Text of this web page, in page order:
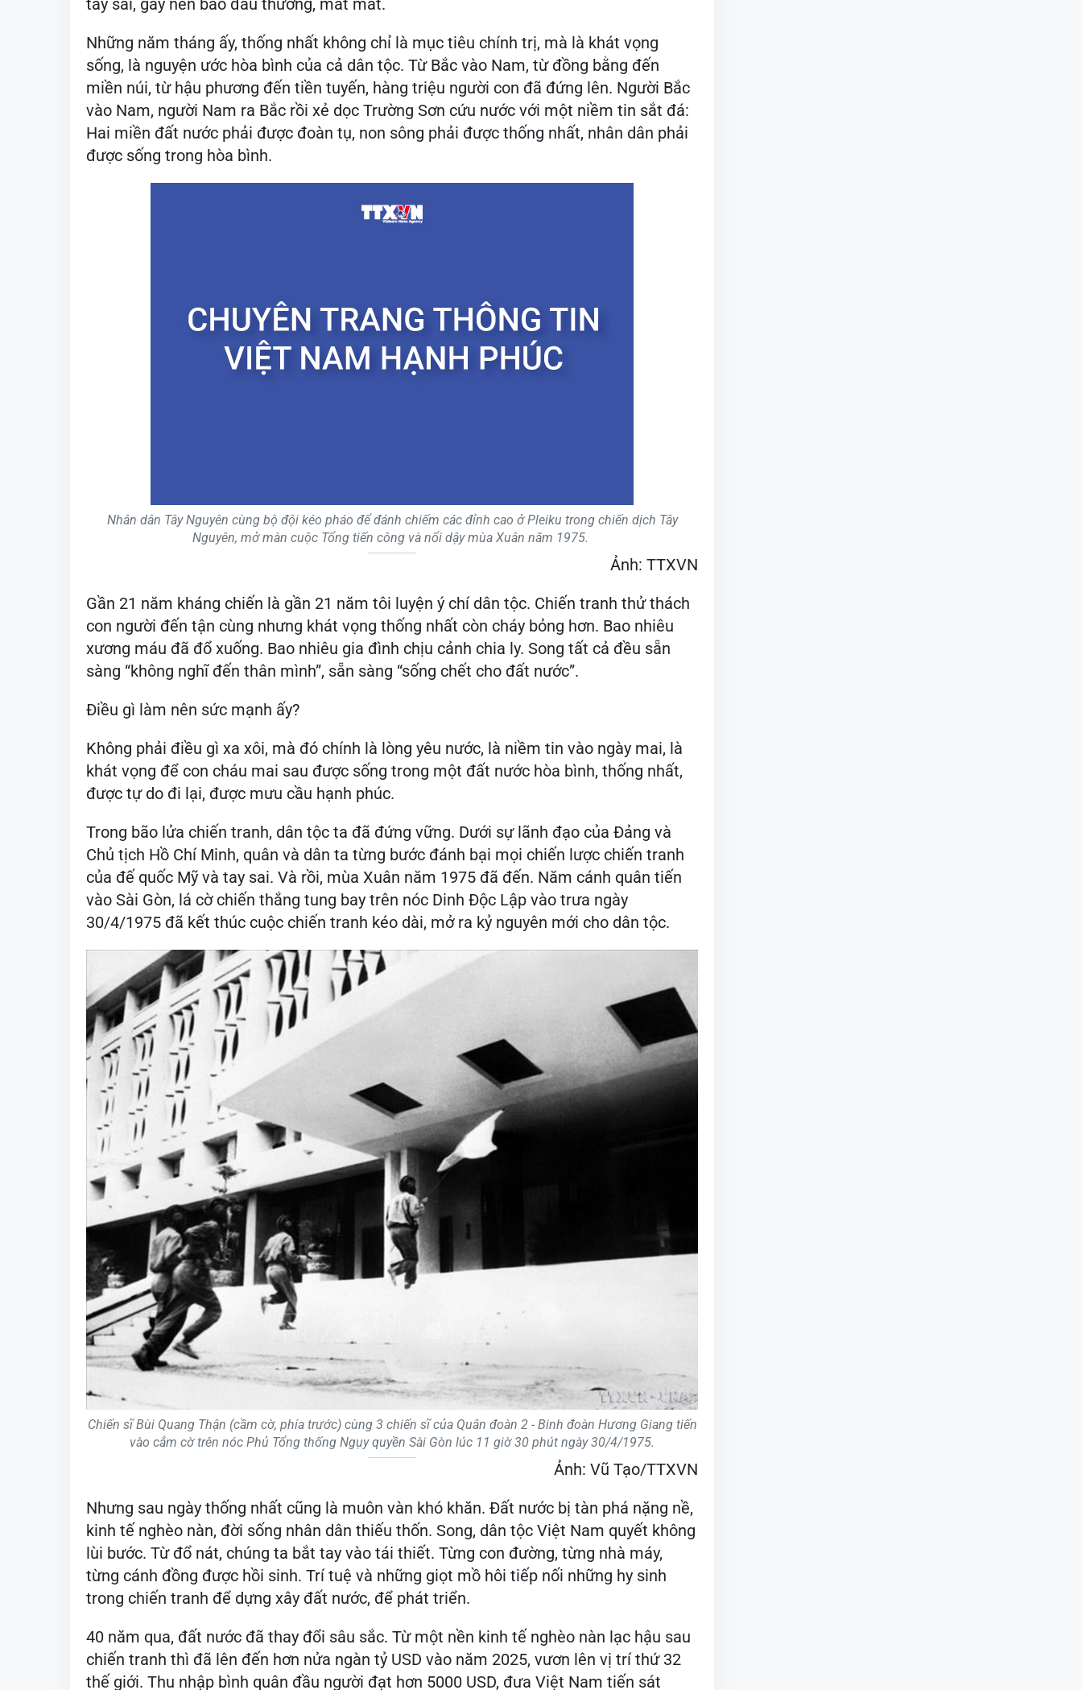
tay sai, gây nên bao đau thương, mất mát.
Những năm tháng ấy, thống nhất không chỉ là mục tiêu chính trị, mà là khát vọng
sống, là nguyện ước hòa bình của cả dân tộc. Từ Bắc vào Nam, từ đồng bằng đến
miền núi, từ hậu phương đến tiền tuyến, hàng triệu người con đã đứng lên. Người Bắc
vào Nam, người Nam ra Bắc rồi xẻ dọc Trường Sơn cứu nước với một niềm tin sắt đá:
Hai miền đất nước phải được đoàn tụ, non sông phải được thống nhất, nhân dân phải
được sống trong hòa bình.
Nhân dân Tây Nguyên cùng bộ đội kéo pháo để đánh chiếm các đỉnh cao ở Pleiku trong chiến dịch Tây
Nguyên, mở màn cuộc Tổng tiến công và nổi dậy mùa Xuân năm 1975.
Ảnh: TTXVN
Gần 21 năm kháng chiến là gần 21 năm tôi luyện ý chí dân tộc. Chiến tranh thử thách
con người đến tận cùng nhưng khát vọng thống nhất còn cháy bỏng hơn. Bao nhiêu
xương máu đã đổ xuống. Bao nhiêu gia đình chịu cảnh chia ly. Song tất cả đều sẵn
sàng “không nghĩ đến thân mình”, sẵn sàng “sống chết cho đất nước”.
Điều gì làm nên sức mạnh ấy?
Không phải điều gì xa xôi, mà đó chính là lòng yêu nước, là niềm tin vào ngày mai, là
khát vọng để con cháu mai sau được sống trong một đất nước hòa bình, thống nhất,
được tự do đi lại, được mưu cầu hạnh phúc.
Trong bão lửa chiến tranh, dân tộc ta đã đứng vững. Dưới sự lãnh đạo của Đảng và
Chủ tịch Hồ Chí Minh, quân và dân ta từng bước đánh bại mọi chiến lược chiến tranh
của đế quốc Mỹ và tay sai. Và rồi, mùa Xuân năm 1975 đã đến. Năm cánh quân tiến
vào Sài Gòn, lá cờ chiến thắng tung bay trên nóc Dinh Độc Lập vào trưa ngày
30/4/1975 đã kết thúc cuộc chiến tranh kéo dài, mở ra kỷ nguyên mới cho dân tộc.
Chiến sĩ Bùi Quang Thận (cầm cờ, phía trước) cùng 3 chiến sĩ của Quân đoàn 2 - Binh đoàn Hương Giang tiến
vào cắm cờ trên nóc Phủ Tổng thống Ngụy quyền Sài Gòn lúc 11 giờ 30 phút ngày 30/4/1975.
Ảnh: Vũ Tạo/TTXVN
Nhưng sau ngày thống nhất cũng là muôn vàn khó khăn. Đất nước bị tàn phá nặng nề,
kinh tế nghèo nàn, đời sống nhân dân thiếu thốn. Song, dân tộc Việt Nam quyết không
lùi bước. Từ đổ nát, chúng ta bắt tay vào tái thiết. Từng con đường, từng nhà máy,
từng cánh đồng được hồi sinh. Trí tuệ và những giọt mồ hôi tiếp nối những hy sinh
trong chiến tranh để dựng xây đất nước, để phát triển.